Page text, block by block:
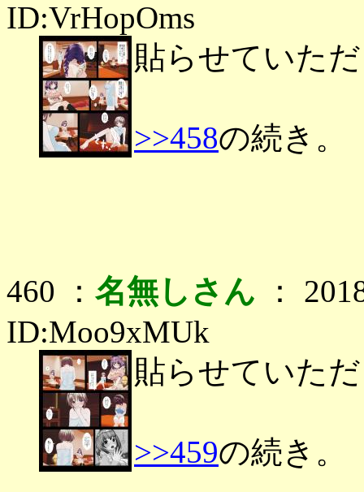
ID:VrHopOms
貼らせていた
>>458の続き。
460 ： 名無しさん ：
ID:Moo9xMUk
貼らせていた
>>459の続き。